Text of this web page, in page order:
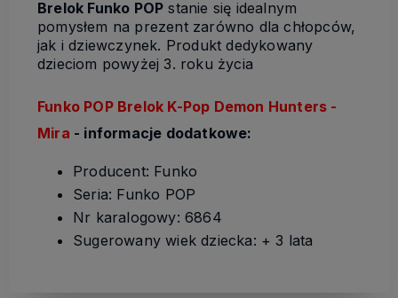
Brelok Funko POP stanie się idealnym
pomysłem na prezent zarówno dla chłopców,
jak i dziewczynek. Produkt dedykowany
dzieciom powyżej 3. roku życia
Funko POP Brelok K-Pop Demon Hunters -
Mira - informacje dodatkowe:
Producent: Funko
Seria: Funko POP
Nr karalogowy: 6864
Sugerowany wiek dziecka: + 3 lata